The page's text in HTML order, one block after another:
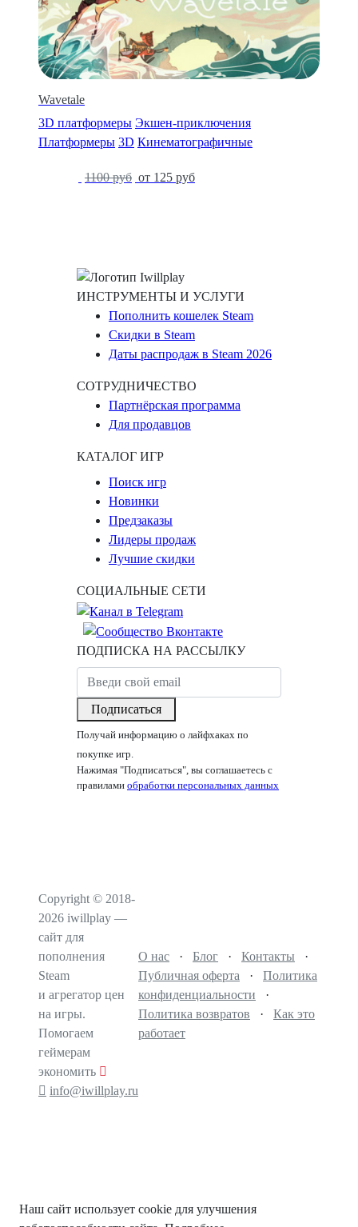
Wavetale
3D платформеры Экшен-приключения
Платформеры 3D Кинематографичные
1100 руб от 125 руб
ИНСТРУМЕНТЫ И УСЛУГИ
Пополнить кошелек Steam
Скидки в Steam
Даты распродаж в Steam 2026
СОТРУДНИЧЕСТВО
Партнёрская программа
Для продавцов
КАТАЛОГ ИГР
Поиск игр
Новинки
Предзаказы
Лидеры продаж
Лучшие скидки
СОЦИАЛЬНЫЕ СЕТИ
ПОДПИСКА НА РАССЫЛКУ
Подписаться
Получай информацию о лайфхаках по
покупке игр.
Нажимая "Подписаться", вы соглашаетесь с
правилами обработки персональных данных
Copyright © 2018-
2026 iwillplay —
сайт для
пополнения
Steam
и агрегатор цен
на игры.
Помогаем
геймерам
экономить
info@iwillplay.ru
О нас · Блог · Контакты ·
Публичная оферта · Политика
конфиденциальности ·
Политика возвратов · Как это
работает
Наш сайт использует cookie для улучшения